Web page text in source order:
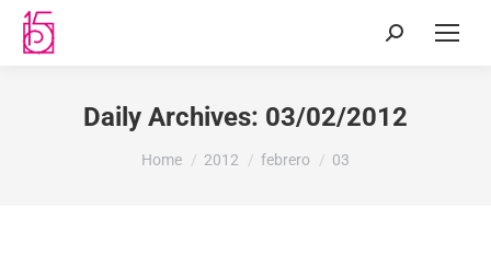
Daily Archives: 03/02/2012
You are here:
Home 2012 febrero 03